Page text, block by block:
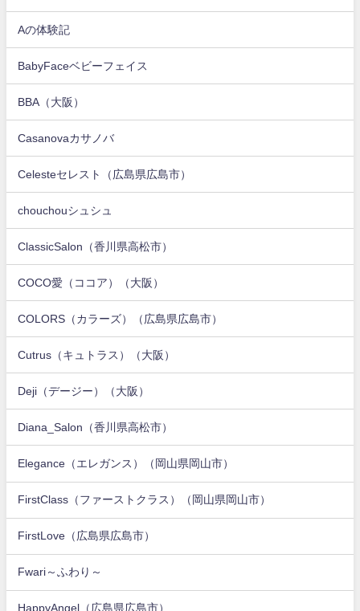
Aの体験記
BabyFaceベビーフェイス
BBA（大阪）
Casanovaカサノバ
Celesteセレスト（広島県広島市）
chouchouシュシュ
ClassicSalon（香川県高松市）
COCO愛（ココア）（大阪）
COLORS（カラーズ）（広島県広島市）
Cutrus（キュトラス）（大阪）
Deji（デージー）（大阪）
Diana_Salon（香川県高松市）
Elegance（エレガンス）（岡山県岡山市）
FirstClass（ファーストクラス）（岡山県岡山市）
FirstLove（広島県広島市）
Fwari～ふわり～
HappyAngel（広島県広島市）